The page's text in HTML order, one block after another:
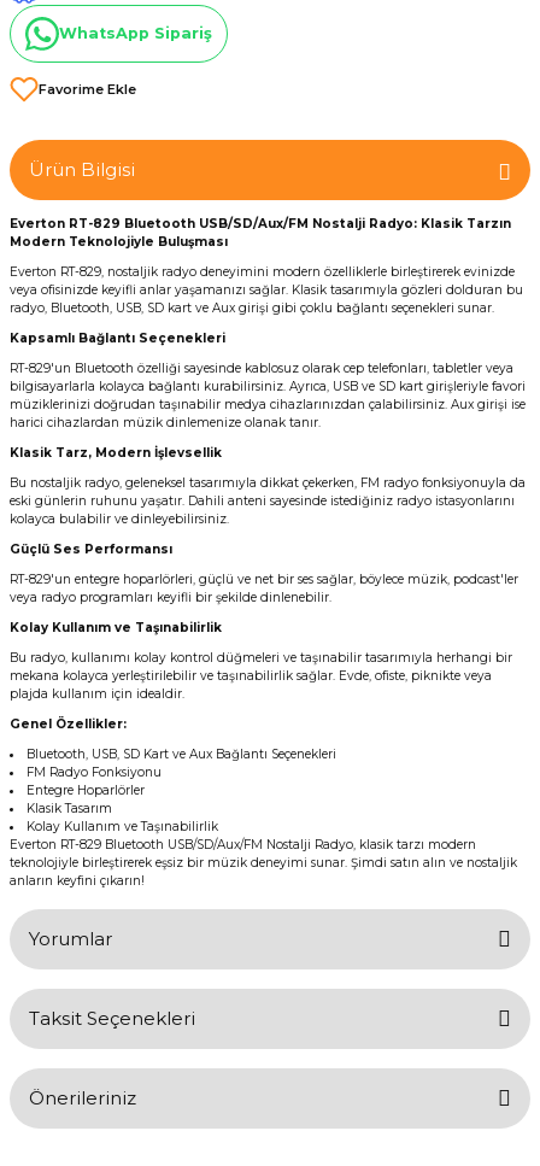
WhatsApp Sipariş
Ürün Bilgisi
Everton RT-829 Bluetooth USB/SD/Aux/FM Nostalji Radyo: Klasik Tarzın
Modern Teknolojiyle Buluşması
Everton RT-829, nostaljik radyo deneyimini modern özelliklerle birleştirerek evinizde
veya ofisinizde keyifli anlar yaşamanızı sağlar. Klasik tasarımıyla gözleri dolduran bu
radyo, Bluetooth, USB, SD kart ve Aux girişi gibi çoklu bağlantı seçenekleri sunar.
Kapsamlı Bağlantı Seçenekleri
RT-829'un Bluetooth özelliği sayesinde kablosuz olarak cep telefonları, tabletler veya
bilgisayarlarla kolayca bağlantı kurabilirsiniz. Ayrıca, USB ve SD kart girişleriyle favori
müziklerinizi doğrudan taşınabilir medya cihazlarınızdan çalabilirsiniz. Aux girişi ise
harici cihazlardan müzik dinlemenize olanak tanır.
Klasik Tarz, Modern İşlevsellik
Bu nostaljik radyo, geleneksel tasarımıyla dikkat çekerken, FM radyo fonksiyonuyla da
eski günlerin ruhunu yaşatır. Dahili anteni sayesinde istediğiniz radyo istasyonlarını
kolayca bulabilir ve dinleyebilirsiniz.
Güçlü Ses Performansı
RT-829'un entegre hoparlörleri, güçlü ve net bir ses sağlar, böylece müzik, podcast'ler
veya radyo programları keyifli bir şekilde dinlenebilir.
Kolay Kullanım ve Taşınabilirlik
Bu radyo, kullanımı kolay kontrol düğmeleri ve taşınabilir tasarımıyla herhangi bir
mekana kolayca yerleştirilebilir ve taşınabilirlik sağlar. Evde, ofiste, piknikte veya
plajda kullanım için idealdir.
Genel Özellikler:
Bluetooth, USB, SD Kart ve Aux Bağlantı Seçenekleri
FM Radyo Fonksiyonu
Entegre Hoparlörler
Klasik Tasarım
Kolay Kullanım ve Taşınabilirlik
Everton RT-829 Bluetooth USB/SD/Aux/FM Nostalji Radyo, klasik tarzı modern
teknolojiyle birleştirerek eşsiz bir müzik deneyimi sunar. Şimdi satın alın ve nostaljik
anların keyfini çıkarın!
Yorumlar
Taksit Seçenekleri
Önerileriniz